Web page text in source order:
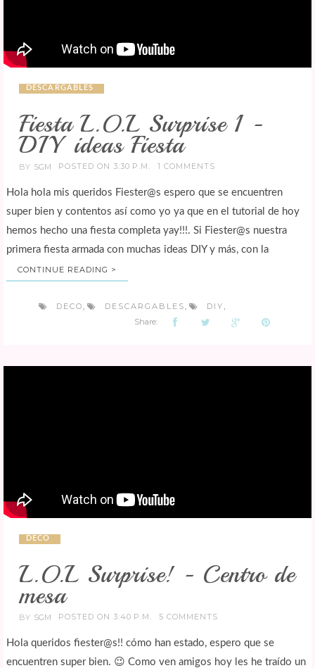
DESCARGABLES
Fiesta L.O.L Surprise 1 -
DIY ideas Fiesta
BY SGM POSTED ON 3:30 P.M. 1 COMMENTS
Hola hola mis queridos Fiester@s espero que se encuentren
super bien y contentos así como yo ya que en el tutorial de hoy
hemos hecho una fiesta completa yay!!!. Si Fiester@s nuestra
primera fiesta armada con muchas ideas DIY y más, con la
CONTINUE READING >
DECO DESCARGABLES DIY
Share:
DECO
L.O.L Surprise! - Centro de
mesa
BY SGM POSTED ON 3:40 P.M. 5 COMMENTS
Hola queridos fiester@s!! cómo han estado, espero que se
encuentren super bien. 😉 Como ven amigos hoy les he traído un